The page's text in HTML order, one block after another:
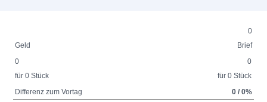
0
Geld
Brief
0
für 0 Stück
0
für 0 Stück
Differenz zum Vortag
0 / 0%